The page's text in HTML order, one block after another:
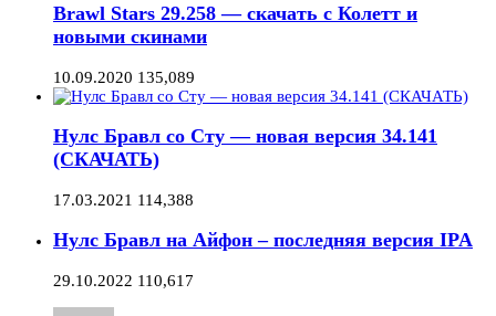
Brawl Stars 29.258 — скачать с Колетт и
новыми скинами
10.09.2020 135,089
Нулс Бравл со Сту — новая версия 34.141
(СКАЧАТЬ)
17.03.2021 114,388
Нулс Бравл на Айфон – последняя версия IPA
29.10.2022 110,617